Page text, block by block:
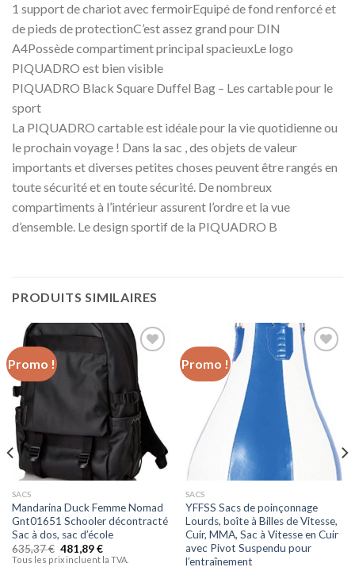
1 support de chariot avec fermoirEquipé de fond renforcé et
de pieds de protectionC’est assez grand pour DIN
A4Possède compartiment principal spacieuxLe logo
PIQUADRO est bien visible
PIQUADRO Black Square Duffel Bag – Les cartable pour le
sport
La PIQUADRO cartable est idéale pour la vie quotidienne ou
le prochain voyage ! Dans la sac , des objets de valeur
importants et diverses petites choses peuvent être rangés en
toute sécurité et en toute sécurité. De nombreux
compartiments à l’intérieur assurent l’ordre et la vue
d’ensemble. Le design sportif de la PIQUADRO B
PRODUITS SIMILAIRES
Promo !
à la liste
d’envies
SACS
Mandarina Duck Femme Nomad
Gnt01651 Schooler décontracté
Sac à dos, sac d’école
635,37€ 481,89€
Tous les prix incluent la TVA.
Promo !
Ajouter
à la liste
d’envies
SACS
YFFSS Sacs de poinçonnage
Lourds, boîte à Billes de Vitesse,
Cuir, MMA, Sac à Vitesse en Cuir
avec Pivot Suspendu pour
l’entraînement